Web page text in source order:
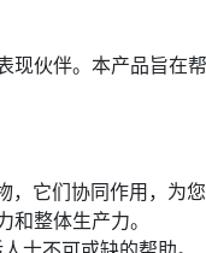
现伙伴。本产品旨在
它们协同作用，为
整体生产力。